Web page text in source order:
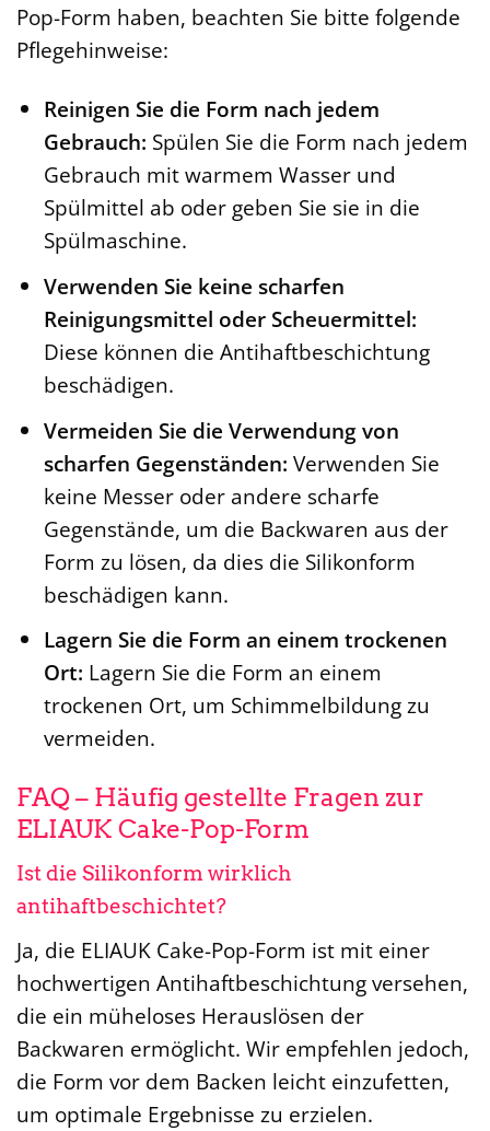
Pop-Form haben, beachten Sie bitte folgende
Pflegehinweise:
Reinigen Sie die Form nach jedem
Gebrauch: Spülen Sie die Form nach jedem
Gebrauch mit warmem Wasser und
Spülmittel ab oder geben Sie sie in die
Spülmaschine.
Verwenden Sie keine scharfen
Reinigungsmittel oder Scheuermittel:
Diese können die Antihaftbeschichtung
beschädigen.
Vermeiden Sie die Verwendung von
scharfen Gegenständen: Verwenden Sie
keine Messer oder andere scharfe
Gegenstände, um die Backwaren aus der
Form zu lösen, da dies die Silikonform
beschädigen kann.
Lagern Sie die Form an einem trockenen
Ort: Lagern Sie die Form an einem
trockenen Ort, um Schimmelbildung zu
vermeiden.
FAQ – Häufig gestellte Fragen zur
ELIAUK Cake-Pop-Form
Ist die Silikonform wirklich
antihaftbeschichtet?
Ja, die ELIAUK Cake-Pop-Form ist mit einer
hochwertigen Antihaftbeschichtung versehen,
die ein müheloses Herauslösen der
Backwaren ermöglicht. Wir empfehlen jedoch,
die Form vor dem Backen leicht einzufetten,
um optimale Ergebnisse zu erzielen.